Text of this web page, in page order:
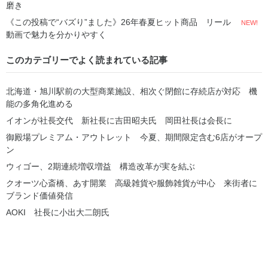
磨き
《この投稿で“バズり”ました》26年春夏ヒット商品 リール
動画で魅力を分かりやすく
NEW!
このカテゴリーでよく読まれている記事
北海道・旭川駅前の大型商業施設、相次ぐ閉館に存続店が対応 機
能の多角化進める
イオンが社長交代 新社長に吉田昭夫氏 岡田社長は会長に
御殿場プレミアム・アウトレット 今夏、期間限定含む6店がオープ
ン
ウィゴー、2期連続増収増益 構造改革が実を結ぶ
クオーツ心斎橋、あす開業 高級雑貨や服飾雑貨が中心 来街者に
ブランド価値発信
AOKI 社長に小出大二朗氏